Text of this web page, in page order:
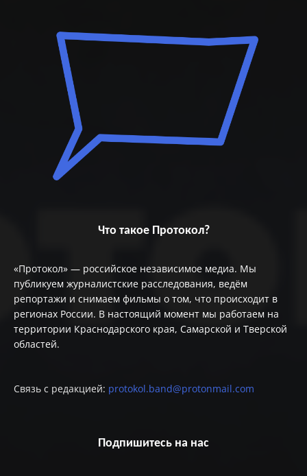
Что такое Протокол?
«Протокол» — российское независимое медиа. Мы
публикуем журналистские расследования, ведём
репортажи и снимаем фильмы о том, что происходит в
регионах России. В настоящий момент мы работаем на
территории Краснодарского края, Самарской и Тверской
областей.
Связь с редакцией: protokol.band@protonmail.com
Подпишитесь на нас